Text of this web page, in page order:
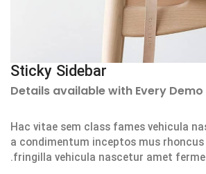
Sticky Sidebar
Details available with Every Demo
Hac vitae sem class fames vehicula
a condimentum inceptos mus
fringilla vehicula nascetur amet